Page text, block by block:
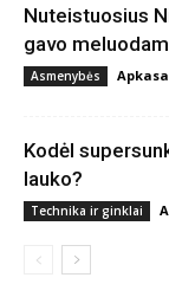
Nuteistuosius
gavo
Asmenybės
Kodėl
lauko?
Technika ir ginklai